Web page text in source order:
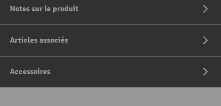
Notes sur le produit
Articles associés
Accessoires